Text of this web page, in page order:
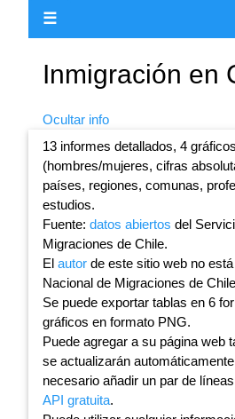
☰
Inmigración en
Ocultar info
13 informes detallados, 4
(hombres/mujeres, cifras
países, regiones, comunas,
estudios.
Fuente: datos abiertos del
Migraciones de Chile.
El autor de este sitio web no
Nacional de Migraciones de
Se puede exportar tablas en 6
gráficos en formato PNG.
Puede agregar a su página web
se actualizarán
necesario añadir un par de
API gratuita.